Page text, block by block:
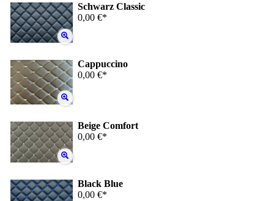
Schwarz Classic
0,00 €*
Cappuccino
0,00 €*
Beige Comfort
0,00 €*
Black Blue
0,00 €*